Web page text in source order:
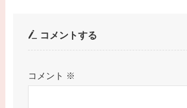
コメントする
コメント ※